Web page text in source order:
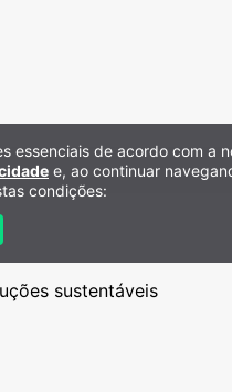
sustentáveis
e Cookies
essenciais de acordo com a
e, ao continuar
condições: